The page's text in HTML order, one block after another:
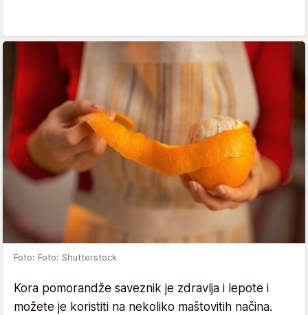
Foto: Foto: Shutterstock
Kora pomorandže saveznik je zdravlja i lepote i
možete je koristiti na nekoliko maštovitih načina.